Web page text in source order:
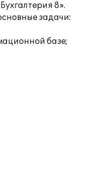
8».
задачи:
базе;